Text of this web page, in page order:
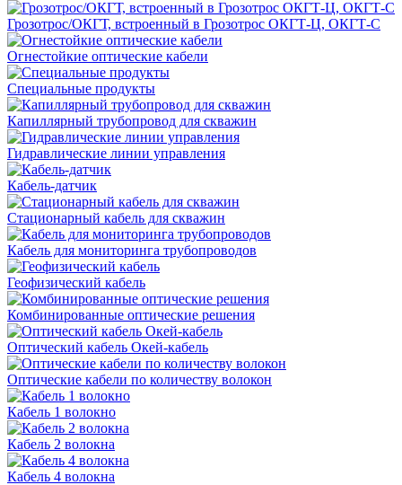
Грозотрос/ОКГТ, встроенный в Грозотрос ОКГТ-Ц, ОКГТ-С
Огнестойкие оптические кабели
Специальные продукты
Капиллярный трубопровод для скважин
Гидравлические линии управления
Кабель-датчик
Стационарный кабель для скважин
Кабель для мониторинга трубопроводов
Геофизический кабель
Комбинированные оптические решения
Оптический кабель Окей-кабель
Оптические кабели по количеству волокон
Кабель 1 волокно
Кабель 2 волокна
Кабель 4 волокна